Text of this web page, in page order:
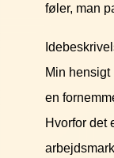
føler, man
Min
en
Hvorfor det